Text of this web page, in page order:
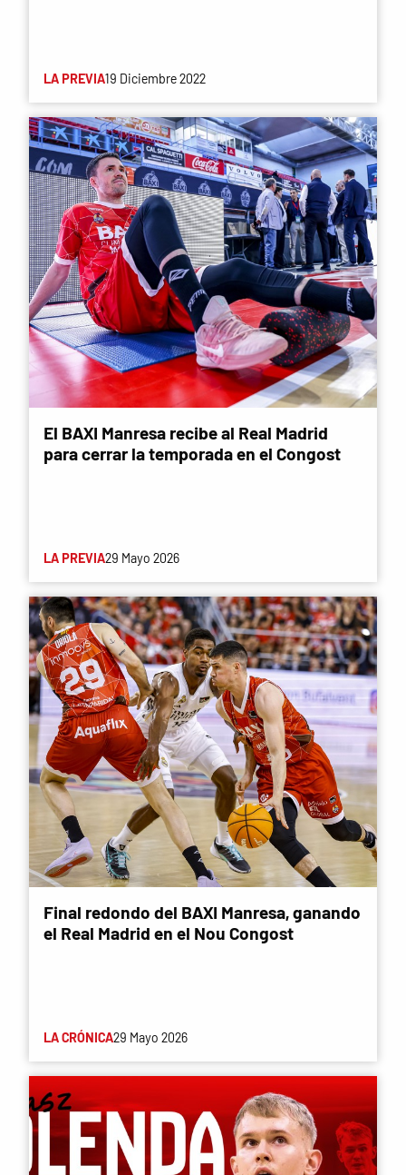
LA PREVIA19 Diciembre 2022
El BAXI Manresa recibe al Real Madrid
para cerrar la temporada en el Congost
LA PREVIA29 Mayo 2026
Final redondo del BAXI Manresa, ganando
el Real Madrid en el Nou Congost
LA CRÓNICA29 Mayo 2026